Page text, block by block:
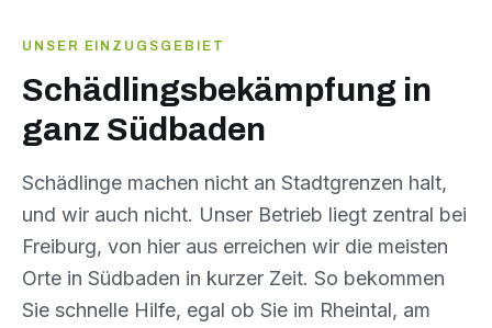
UNSER EINZUGSGEBIET
Schädlingsbekämpfung in
ganz Südbaden
Schädlinge machen nicht an Stadtgrenzen halt,
und wir auch nicht. Unser Betrieb liegt zentral bei
Freiburg, von hier aus erreichen wir die meisten
Orte in Südbaden in kurzer Zeit. So bekommen
Sie schnelle Hilfe, egal ob Sie im Rheintal, am